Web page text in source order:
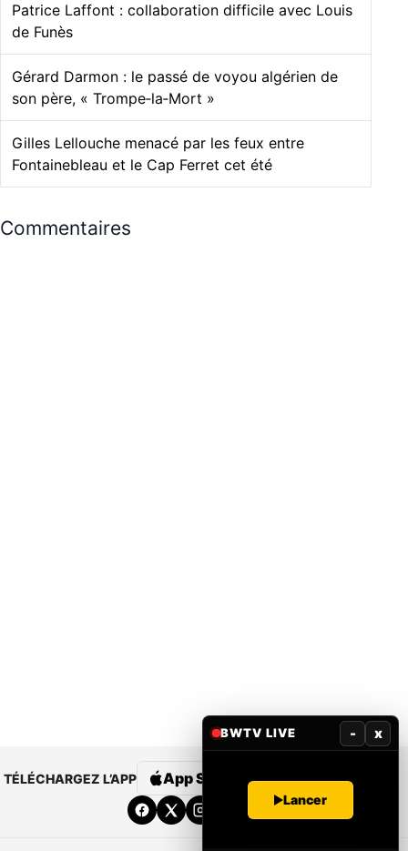
Patrice Laffont : collaboration difficile avec Louis
de Funès
Gérard Darmon : le passé de voyou algérien de
son père, « Trompe‑la‑Mort »
Gilles Lellouche menacé par les feux entre
Fontainebleau et le Cap Ferret cet été
Commentaires
TÉLÉCHARGEZ L’APP App Store Google Play
BWTV LIVE - x
Lancer